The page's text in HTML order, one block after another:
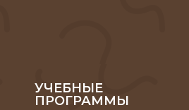
УЧЕБНЫЕ
ПРОГРАММЫ